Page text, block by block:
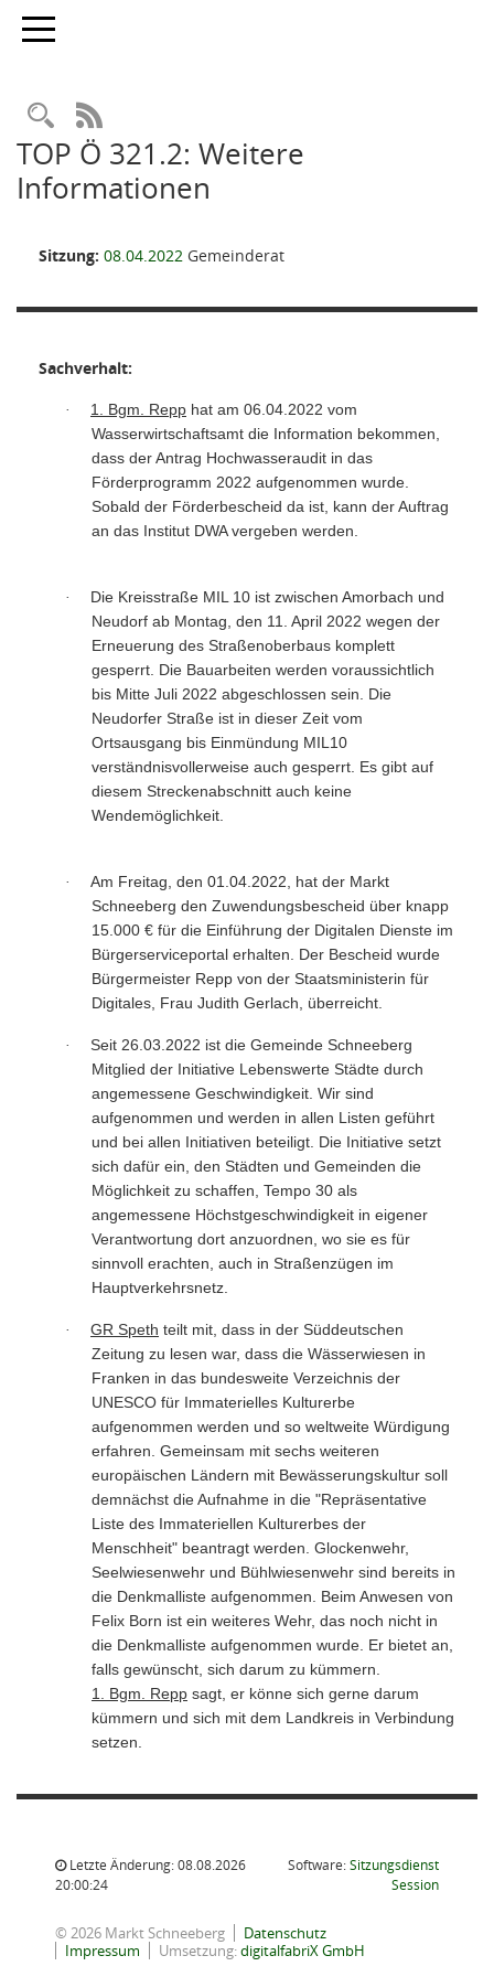
Toggle navigation
Rechercheauswahl
RSS-Feed
TOP Ö 321.2: Weitere
Informationen
Sitzung: 08.04.2022 Gemeinderat
Sachverhalt:
· 1. Bgm. Repp hat am 06.04.2022 vom
Wasserwirtschaftsamt die Information bekommen,
dass der Antrag Hochwasseraudit in das
Förderprogramm 2022 aufgenommen wurde.
Sobald der Förderbescheid da ist, kann der Auftrag
an das Institut DWA vergeben werden.
·
Die Kreisstraße MIL 10 ist zwischen Amorbach und
Neudorf ab Montag, den 11. April 2022 wegen der
Erneuerung des Straßenoberbaus komplett
gesperrt. Die Bauarbeiten werden voraussichtlich
bis Mitte Juli 2022 abgeschlossen sein. Die
Neudorfer Straße ist in dieser Zeit vom
Ortsausgang bis Einmündung MIL10
verständnisvollerweise auch gesperrt. Es gibt auf
diesem Streckenabschnitt auch keine
Wendemöglichkeit.
·
Am Freitag, den 01.04.2022, hat der Markt
Schneeberg den Zuwendungsbescheid über knapp
15.000 € für die Einführung der Digitalen Dienste im
Bürgerserviceportal erhalten. Der Bescheid wurde
Bürgermeister Repp von der Staatsministerin für
Digitales, Frau Judith Gerlach, überreicht.
·
Seit 26.03.2022 ist die Gemeinde Schneeberg
Mitglied der Initiative Lebenswerte Städte durch
angemessene Geschwindigkeit. Wir sind
aufgenommen und werden in allen Listen geführt
und bei allen Initiativen beteiligt. Die Initiative setzt
sich dafür ein, den Städten und Gemeinden die
Möglichkeit zu schaffen, Tempo 30 als
angemessene Höchstgeschwindigkeit in eigener
Verantwortung dort anzuordnen, wo sie es für
sinnvoll erachten, auch in Straßenzügen im
Hauptverkehrsnetz.
· GR Speth teilt mit, dass in der Süddeutschen
Zeitung zu lesen war, dass die Wässerwiesen in
Franken in das bundesweite Verzeichnis der
UNESCO für Immaterielles Kulturerbe
aufgenommen werden und so weltweite Würdigung
erfahren. Gemeinsam mit sechs weiteren
europäischen Ländern mit Bewässerungskultur soll
demnächst die Aufnahme in die "Repräsentative
Liste des Immateriellen Kulturerbes der
Menschheit" beantragt werden. Glockenwehr,
Seelwiesenwehr und Bühlwiesenwehr sind bereits in
die Denkmalliste aufgenommen. Beim Anwesen von
Felix Born ist ein weiteres Wehr, das noch nicht in
die Denkmalliste aufgenommen wurde. Er bietet an,
falls gewünscht, sich darum zu kümmern.
1. Bgm. Repp sagt, er könne sich gerne darum
kümmern und sich mit dem Landkreis in Verbindung
setzen.
Letzte Änderung: 08.08.2026
20:00:24
Software:Sitzungsdienst
Session(Wird in
© 2026 Markt Schneeberg
Datenschutz
Impressum
Umsetzung:digitalfabriX GmbH